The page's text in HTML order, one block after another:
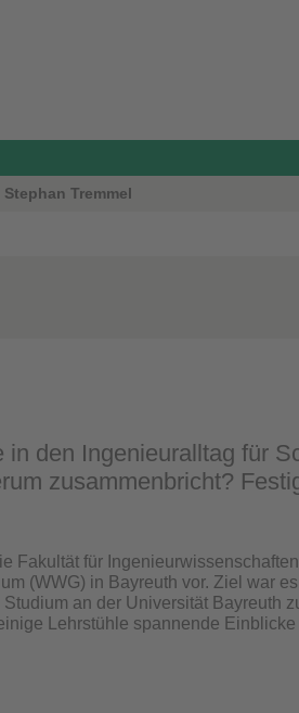
Tremmel
in den Ingenieuralltag für
zusammenbricht?
Fakultät für
(WWG) in Bayreuth vor. Ziel war
an der Universität Bayreuth
Lehrstühle spannende